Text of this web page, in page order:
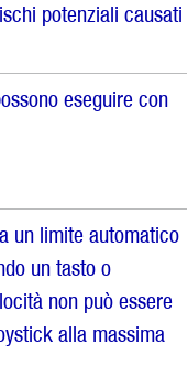
potenziali causati
eseguire con
un limite automatico
un tasto o
non può essere
alla massima